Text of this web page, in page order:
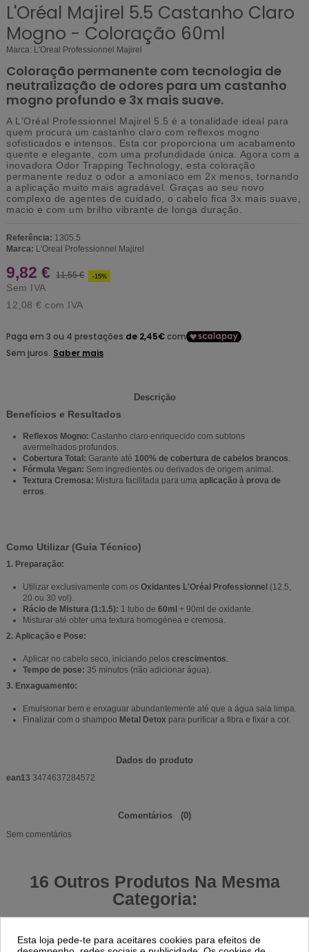
L'Oréal Majirel 5.5 Castanho Claro
Mogno - Coloração 60ml
Marca: L'Oreal Professionnel Majirel
Coloração permanente com tecnologia de
neutralização de odores para um castanho
mogno profundo e 3x mais suave.
A L'Oréal Professionnel Majirel 5.5 é a tonalidade ideal para
quem procura um castanho claro com reflexos mogno
sofisticados e intensos. Esta cor proporciona um acabamento
quente e elegante, com uma profundidade única. Agora com a
inovadora Odor Trapping Technology, esta coloração
permanente reduz o odor a amoníaco em 2x menos, tornando
a aplicação muito mais agradável. Graças ao seu novo
complexo de agentes de cuidado, o cabelo fica 3x mais suave,
macio e com um brilho vibrante de longa duração.
Referência: 1305.5
Marca: L'Oreal Professionnel Majirel
9,82 € 11,55 € -15%
Sem IVA
12,08 € com IVA
Descrição
Benefícios e Resultados
Reflexos Mogno: Castanho claro enriquecido com subtons
avermelhados profundos.
Cobertura Total: Garante até 100% de cobertura de cabelos brancos.
Fórmula Vegan: Sem ingredientes ou derivados de origem animal.
Textura Cremosa: Mistura facilitada para uma aplicação à prova de
erros.
Como Utilizar (Guia Técnico)
1. Preparação:
Utilizar exclusivamente com os Oxidantes L'Oréal Professionnel (12.5,
20 ou 30 vol).
Rácio de Mistura (1:1.5): 1 tubo de 60ml + 90ml de oxidante.
Misturar até obter uma textura homogénea e cremosa.
2. Aplicação e Pose:
Aplicar no cabelo seco, iniciando pelos crescimentos.
Tempo de pose: 35 minutos (não adicionar água).
3. Enxaguamento:
Emulsionar bem e enxaguar abundantemente até que a água saia limpa.
Finalizar com o shampoo Metal Detox para purificar a fibra e fixar a cor.
Dados do produto
ean13 3474637284572
Comentários (0)
Sem comentários
16 Outros Produtos Na Mesma
Categoria:
-15% -15%
Esta loja pede-te para aceitares cookies para efeitos de